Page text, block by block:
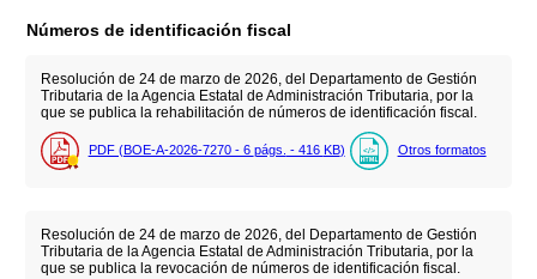
Números de identificación fiscal
Resolución de 24 de marzo de 2026, del Departamento de Gestión
Tributaria de la Agencia Estatal de Administración Tributaria, por la
que se publica la rehabilitación de números de identificación fiscal.
PDF (BOE-A-2026-7270 - 6 págs. - 416 KB) Otros formatos
Resolución de 24 de marzo de 2026, del Departamento de Gestión
Tributaria de la Agencia Estatal de Administración Tributaria, por la
que se publica la revocación de números de identificación fiscal.